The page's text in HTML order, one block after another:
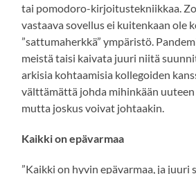
tai pomodoro-kirjoitustekniikkaa.
vastaava sovellus ei kuitenkaan ole
”sattumaherkkä” ympäristö.
meistä taisi kaivata juuri niitä
arkisia kohtaamisia kollegoiden
välttämättä johda mihinkään
mutta joskus voivat johtaakin.
Kaikki on epävarmaa
”Kaikki on hyvin epävarmaa, ja juuri